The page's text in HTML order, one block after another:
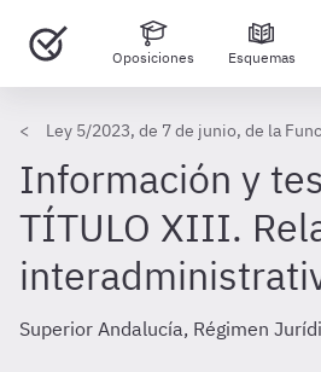
Oposiciones Esquemas
Ley 5/2023, de 7 de junio, de la
Información y
TÍTULO XIII.
Superior Andalucía, Régimen